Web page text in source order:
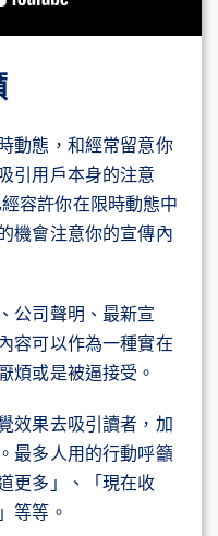
動態，和經常留意你
引用戶本身的注意
容許你在限時動態中
機會注意你的宣傳內
公司聲明、最新宣
容可以作為一種實在
煩或是被逼接受。
效果去吸引讀者，加
最多人用的行動呼籲
更多」、「現在收
等等。